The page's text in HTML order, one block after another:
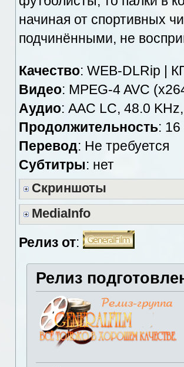
начиная от спортивных
подчинёнными, не
Качество: WEB-DLRip |
Видео: MPEG-4 AVC
Аудио: AAC LC, 48.0
Продолжительность:
Перевод: Не требуется
Cубтитры: нет
Скриншоты
MediaInfo
Релиз от:
Релиз